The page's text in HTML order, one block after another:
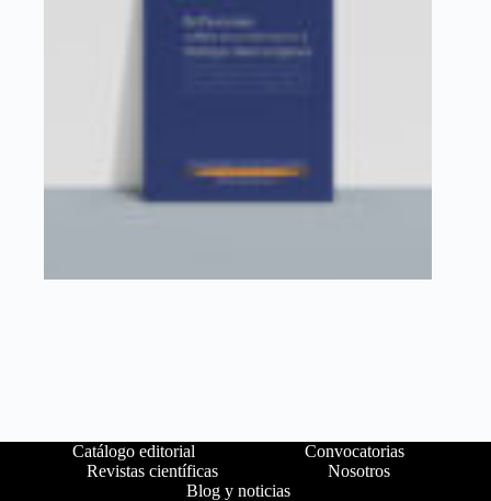
Catálogo editorial
Convocatorias
Revistas científicas
Nosotros
Blog y noticias